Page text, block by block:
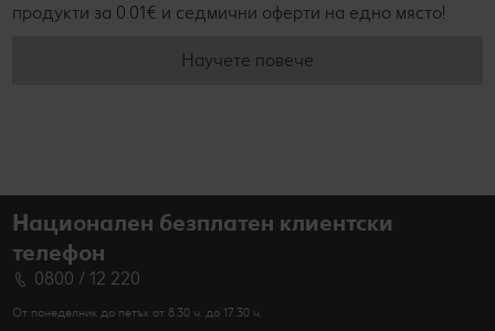
продукти за 0.01€ и седмични оферти на едно място!
Научете повече
Национален безплатен клиентски
телефон
0800 / 12 220
От понеделник до петък от 8.30 ч. до 17.30 ч.